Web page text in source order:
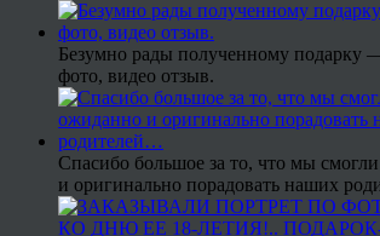
Безумно рады полученному подарку
фото, видео отзыв.
Спасибо большое за то, что мы
и оригинально порадовать наших